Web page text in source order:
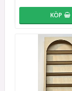
KÖP